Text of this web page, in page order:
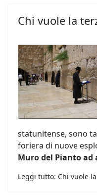
Chi vuole la
statunitense, sono
foriera di nuove
Muro del Pianto ad
Leggi tutto: Chi vuole